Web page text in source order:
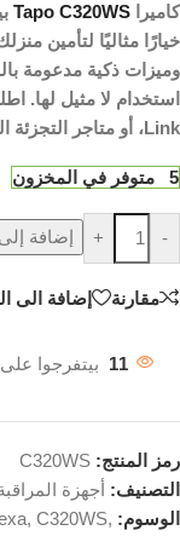
كاميرا Tapo C320WS
وميزات ذكية مدعومة
Link، أو متاجر التجزئة المحلية، واستمتع براحة البال مع أمان متقدم.
5 متوفر في المخزون
-
+ إضافة
مقارنة إضافة الى
11 بيتفرجوا
رمز المنتج: C320WS
التصنيف: أجهزة
الوسوم:
, C320WS,